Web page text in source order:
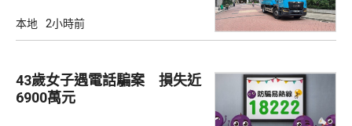
本地 2小時前
43歲女子遇電話騙案 損失近
6900萬元